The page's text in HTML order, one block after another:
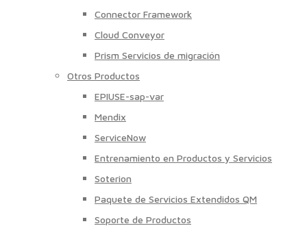
Connector Framework
Cloud Conveyor
Prism Servicios de migración
Otros Productos
EPIUSE-sap-var
Mendix
ServiceNow
Entrenamiento en Productos y Servicios
Soterion
Paquete de Servicios Extendidos QM
Soporte de Productos